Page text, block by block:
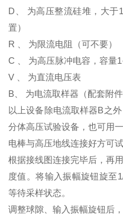
D、 为高压整流硅堆，大于
置）
R 、 为限流电阻（可不要）
C 、 为高压脉冲电容，容量
V 、 为直流电压表
B、 为电流取样器（配套附件
以上设备除电流取样器B之
分体高压试验设备，也可用
电棒与高压地线连接好方可试
根据接线图连接完毕后，再
度值。将输入振幅旋钮旋至
等待采样状态。
调整球隙、输入振幅旋钮后